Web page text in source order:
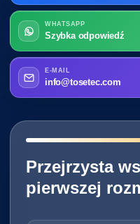
WHATSAPP
Szybka odpowiedź
E-MAIL
info@tosetec.com
━━━━━━━━━━━━━━━━━━━━━━━━━━━━
Przejrzysta
pierwszej